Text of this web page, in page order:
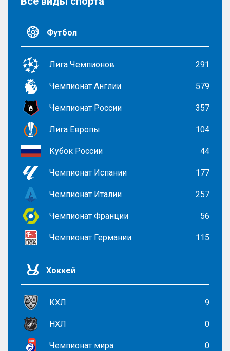
Футбол
Лига Чемпионов 291
Чемпионат Англии 579
Чемпионат России 357
Лига Европы 104
Кубок России 44
Чемпионат Испании 177
Чемпионат Италии 257
Чемпионат Франции 56
Чемпионат Германии 115
Хоккей
КХЛ 9
НХЛ 0
Чемпионат мира 0